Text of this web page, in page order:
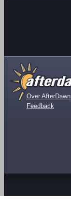
Over AfterDawn
Feedback